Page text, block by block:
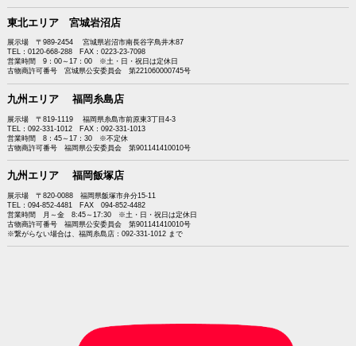
東北エリア 宮城岩沼店
展示場 〒989-2454 宮城県岩沼市南長谷字鳥井木87
TEL：0120-668-288 FAX：0223-23-7098
営業時間 9：00～17：00 ※土・日・祝日は定休日
古物商許可番号 宮城県公安委員会 第221060000745号
九州エリア 福岡糸島店
展示場 〒819-1119 福岡県糸島市前原東3丁目4-3
TEL：092-331-1012 FAX：092-331-1013
営業時間 8：45～17：30 ※不定休
古物商許可番号 福岡県公安委員会 第901141410010号
九州エリア 福岡飯塚店
展示場 〒820-0088 福岡県飯塚市弁分15-11
TEL：094-852-4481 FAX 094-852-4482
営業時間 月～金 8:45～17:30 ※土・日・祝日は定休日
古物商許可番号 福岡県公安委員会 第901141410010号
※繋がらない場合は、福岡糸島店：092-331-1012 まで